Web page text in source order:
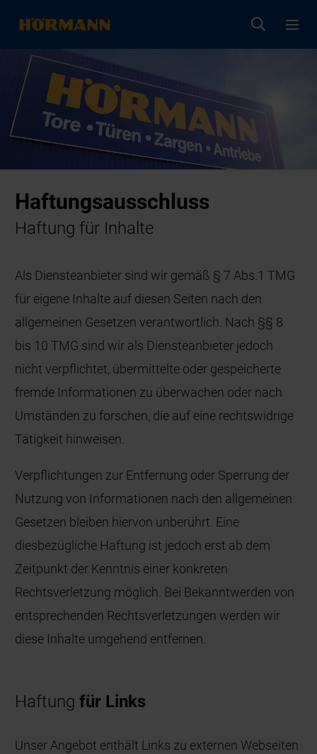
Haftungsausschluss
Haftung für Inhalte
Als Diensteanbieter sind wir gemäß § 7 Abs.1 TMG
für eigene Inhalte auf diesen Seiten nach den
allgemeinen Gesetzen verantwortlich. Nach §§ 8
bis 10 TMG sind wir als Diensteanbieter jedoch
nicht verpflichtet, übermittelte oder gespeicherte
fremde Informationen zu überwachen oder nach
Umständen zu forschen, die auf eine rechtswidrige
Tätigkeit hinweisen.
Verpflichtungen zur Entfernung oder Sperrung der
Nutzung von Informationen nach den allgemeinen
Gesetzen bleiben hiervon unberührt. Eine
diesbezügliche Haftung ist jedoch erst ab dem
Zeitpunkt der Kenntnis einer konkreten
Rechtsverletzung möglich. Bei Bekanntwerden von
entsprechenden Rechtsverletzungen werden wir
diese Inhalte umgehend entfernen.
Haftungfür Links
Unser Angebot enthält Links zu externen Webseiten